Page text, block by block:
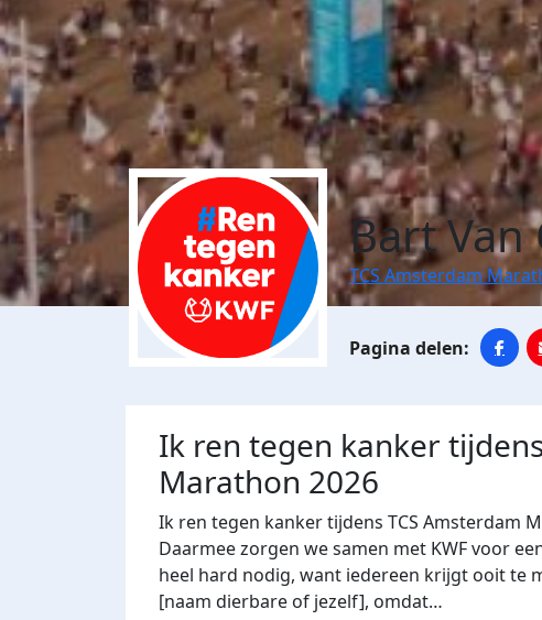
Bart Van
TCS Amsterdam
Ik ren tegen kanker
Marathon 2026
Ik ren tegen kanker tijdens TCS Amsterdam
Daarmee zorgen we samen met KWF voor
heel hard nodig, want iedereen krijgt ooit te
[naam dierbare of jezelf], omdat…